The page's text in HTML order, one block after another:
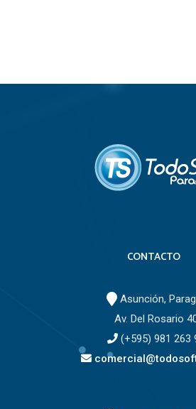
CONTACTO
Asunción,
Av. Del Rosario
(+595) 981 263